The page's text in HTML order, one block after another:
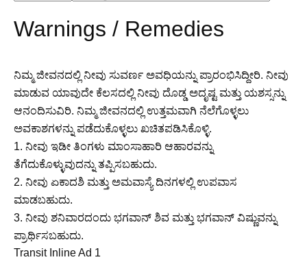
Warnings / Remedies
ನಿಮ್ಮ ಜೀವನದಲ್ಲಿ ನೀವು ಸುವರ್ಣ ಅವಧಿಯನ್ನು ಪ್ರಾರಂಭಿಸಿದ್ದೀರಿ. ನೀವು
ಮಾಡುವ ಯಾವುದೇ ಕೆಲಸದಲ್ಲಿ ನೀವು ದೊಡ್ಡ ಅದೃಷ್ಟ ಮತ್ತು ಯಶಸ್ಸನ್ನು
ಆನಂದಿಸುವಿರಿ. ನಿಮ್ಮ ಜೀವನದಲ್ಲಿ ಉತ್ತಮವಾಗಿ ನೆಲೆಗೊಳ್ಳಲು
ಅವಕಾಶಗಳನ್ನು ಪಡೆದುಕೊಳ್ಳಲು ಖಚಿತಪಡಿಸಿಕೊಳ್ಳಿ.
1. ನೀವು ಇಡೀ ತಿಂಗಳು ಮಾಂಸಾಹಾರಿ ಆಹಾರವನ್ನು
ತೆಗೆದುಕೊಳ್ಳುವುದನ್ನು ತಪ್ಪಿಸಬಹುದು.
2. ನೀವು ಏಕಾದಶಿ ಮತ್ತು ಅಮವಾಸ್ಯೆ ದಿನಗಳಲ್ಲಿ ಉಪವಾಸ
ಮಾಡಬಹುದು.
3. ನೀವು ಶನಿವಾರದಂದು ಭಗವಾನ್ ಶಿವ ಮತ್ತು ಭಗವಾನ್ ವಿಷ್ಣುವನ್ನು
ಪ್ರಾರ್ಥಿಸಬಹುದು.
Transit Inline Ad 1